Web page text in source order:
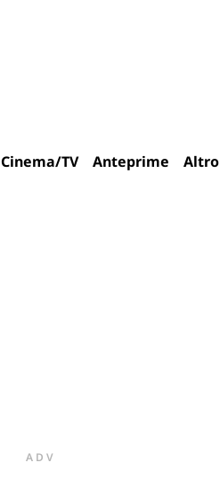
Cinema/TV Anteprime Altro
ADV